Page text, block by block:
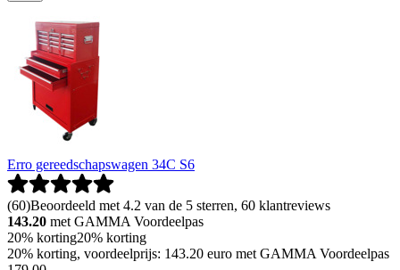
Erro gereedschapswagen 34C S6
(60)Beoordeeld met 4.2 van de 5 sterren, 60 klantreviews
143.20 met GAMMA Voordeelpas
20% korting20% korting
20% korting, voordeelprijs: 143.20 euro met GAMMA Voordeelpas